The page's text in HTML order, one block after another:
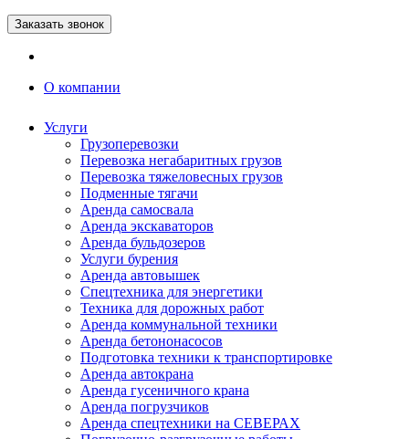
Заказать звонок
О компании
Услуги
Грузоперевозки
Перевозка негабаритных грузов
Перевозка тяжеловесных грузов
Подменные тягачи
Аренда самосвала
Аренда экскаваторов
Аренда бульдозеров
Услуги бурения
Аренда автовышек
Спецтехника для энергетики
Техника для дорожных работ
Аренда коммунальной техники
Аренда бетононасосов
Подготовка техники к транспортировке
Аренда автокрана
Аренда гусеничного крана
Аренда погрузчиков
Аренда спецтехники на СЕВЕРАХ